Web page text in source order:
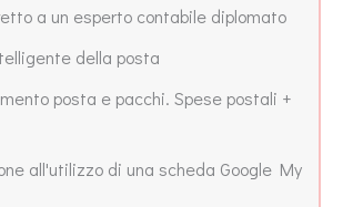
a un esperto contabile diplomato
della posta
posta e pacchi. Spese postali +
all'utilizzo di una scheda Google My